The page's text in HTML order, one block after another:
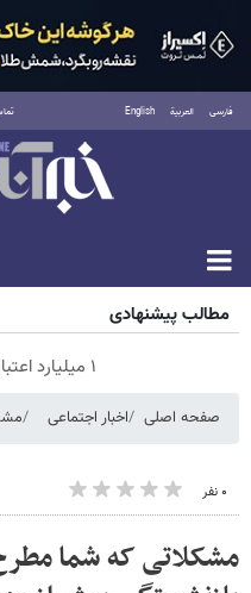
فارسی العربية English
شنبه ۱۷ مرداد ۱۴۰۵
مطالب پیشنهادی
۱ میلیارد اعتبار خرید طلا | بدون ضامن و چک
صفحه اصلی اخبار اجتماعی
۰ نفر
مشکلاتی که شما